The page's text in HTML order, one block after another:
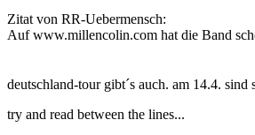
Zitat von RR-Uebermensch:
Auf www.millencolin.com hat die Band
deutschland-tour gibt´s auch. am 14.4.
try and read between the lines...